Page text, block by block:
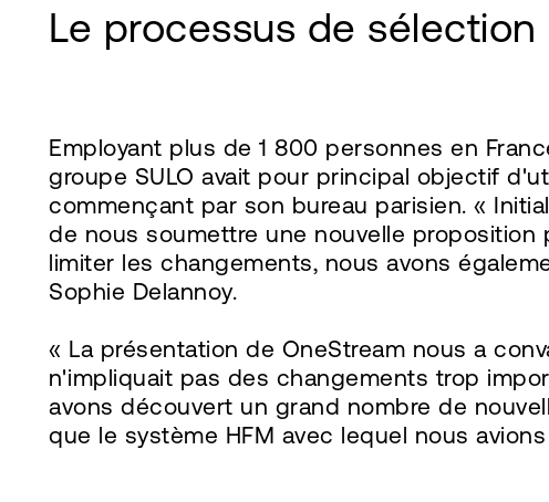
Le processus de sélection
Employant plus de 1 800 personnes en
groupe SULO avait pour principal objectif
commençant par son bureau parisien. «
de nous soumettre une nouvelle proposition
limiter les changements, nous avons
Sophie Delannoy.
« La présentation de OneStream nous a
n'impliquait pas des changements trop
avons découvert un grand nombre de
que le système HFM avec lequel nous